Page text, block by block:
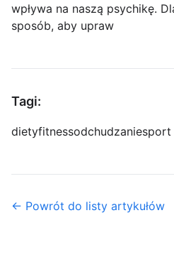
wpływa na naszą psychikę.
sposób, aby upraw
Tagi:
dietyfitnessodchudzaniesport
← Powrót do listy artykułów